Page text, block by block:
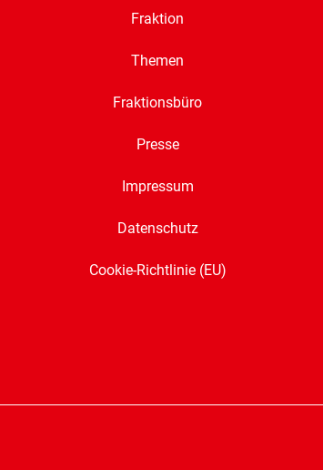
Fraktion
Themen
Fraktionsbüro
Presse
Impressum
Datenschutz
Cookie-Richtlinie (EU)